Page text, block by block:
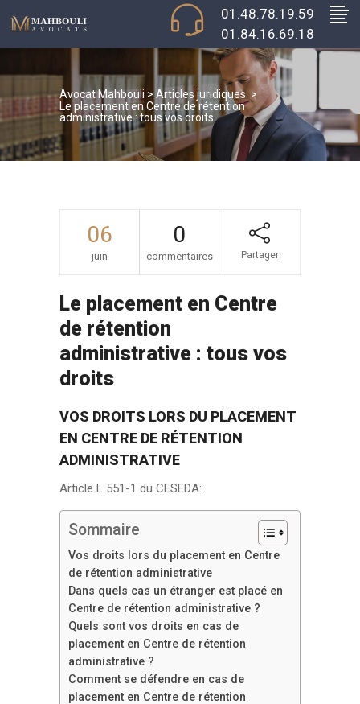
01.48.78.19.59
01.84.16.69.18
Avocat Mahbouli > Articles juridiques >
Le placement en Centre de rétention
administrative : tous vos droits
06
juin
0
commentaires Partager
Le placement en Centre
de rétention
administrative : tous vos
droits
VOS DROITS LORS DU PLACEMENT
EN CENTRE DE RÉTENTION
ADMINISTRATIVE
Article L 551-1 du CESEDA:
Sommaire
Vos droits lors du placement en Centre
de rétention administrative
Dans quels cas un étranger est placé en
Centre de rétention administrative ?
Quels sont vos droits en cas de
placement en Centre de rétention
administrative ?
Comment se défendre en cas de
placement en Centre de rétention